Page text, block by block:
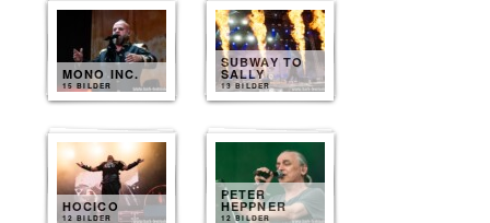
MONO INC.
15 BILDER
SUBWAY TO
SALLY
13 BILDER
HOCICO
12 BILDER
PETER
HEPPNER
12 BILDER